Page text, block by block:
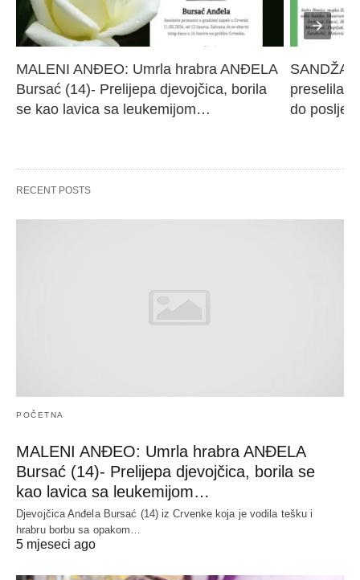
MALENI ANĐEO: Umrla hrabra ANĐELA
Bursać (14)- Prelijepa djevojčica, borila
se kao lavica sa leukemijom…
preselila
do
RECENT POSTS
POČETNA
MALENI ANĐEO: Umrla hrabra ANĐELA
Bursać (14)- Prelijepa djevojčica, borila se
kao lavica sa leukemijom…
Djevojčica Anđela Bursać (14) iz Crvenke koja je vodila tešku i
hrabru borbu sa opakom…
5 mjeseci ago